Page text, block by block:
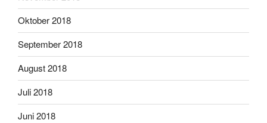
Oktober 2018
September 2018
August 2018
Juli 2018
Juni 2018